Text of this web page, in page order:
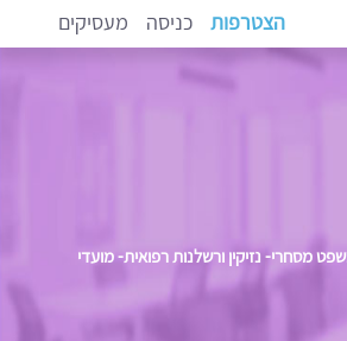
הצטרפות כניסה מעסיקים
מסחרי- נזיקין ורשלנות רפואית- מועדי